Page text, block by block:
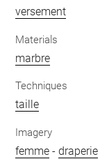
versement
Materials
marbre
Techniques
taille
Imagery
femme -draperie